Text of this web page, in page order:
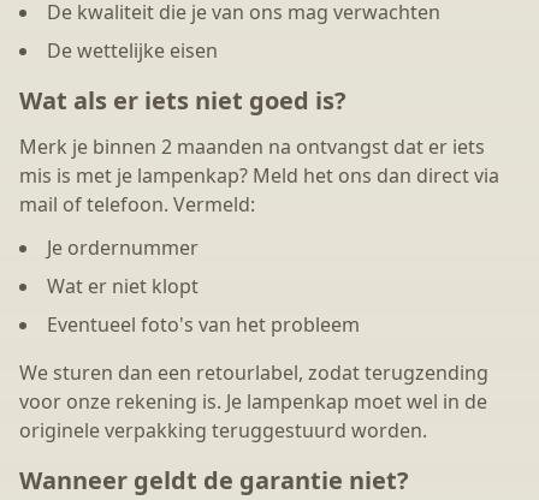
De kwaliteit die je van ons mag verwachten
De wettelijke eisen
Wat als er iets niet goed is?
Merk je binnen 2 maanden na ontvangst dat er iets
mis is met je lampenkap? Meld het ons dan direct via
mail of telefoon. Vermeld:
Je ordernummer
Wat er niet klopt
Eventueel foto's van het probleem
We sturen dan een retourlabel, zodat terugzending
voor onze rekening is. Je lampenkap moet wel in de
originele verpakking teruggestuurd worden.
Wanneer geldt de garantie niet?